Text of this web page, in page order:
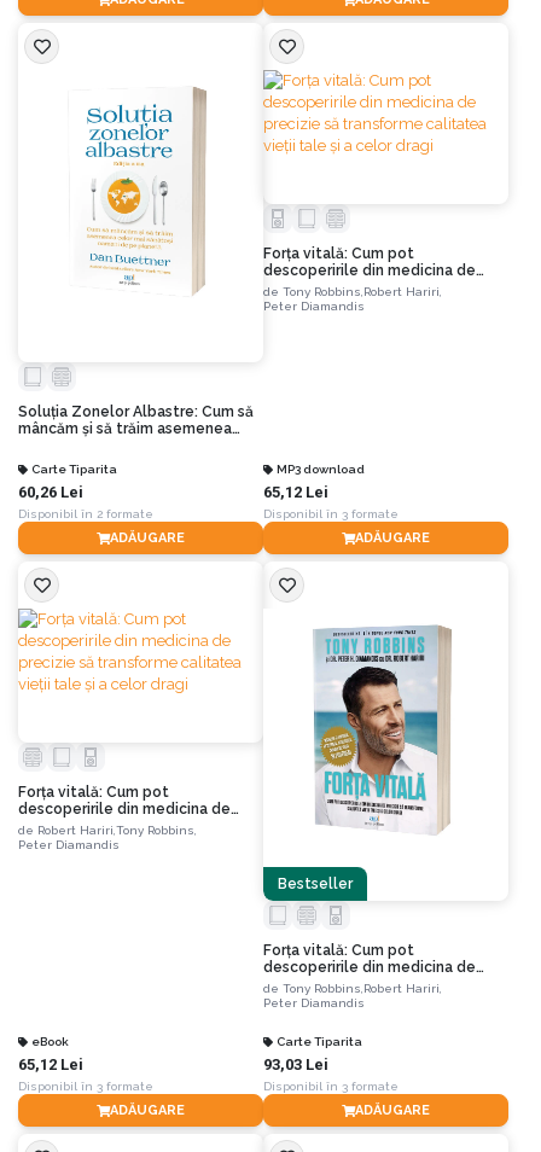
Soluția Zonelor Albastre: Cum să
mâncăm și să trăim asemenea
planetă. Ediția a II-a
Carte Tiparita
60,26 Lei
Disponibil în 2 formate
ADĂUGARE
Forța vitală: Cum pot
descoperirile din medicina de
precizie să transforme calitatea
vieții tale și a celor dragi
de Tony Robbins, Robert Hariri,
Peter Diamandis
MP3 download
65,12 Lei
Disponibil în 3 formate
ADĂUGARE
Forța vitală: Cum pot
descoperirile din medicina de
precizie să transforme calitatea
vieții tale și a celor dragi
de Robert Hariri, Tony Robbins,
Peter Diamandis
eBook
65,12 Lei
Disponibil în 3 formate
ADĂUGARE
Bestseller
Forța vitală: Cum pot
descoperirile din medicina de
precizie să transforme calitatea
vieții tale și a celor dragi
de Tony Robbins, Robert Hariri,
Peter Diamandis
Carte Tiparita
93,03 Lei
Disponibil în 3 formate
ADĂUGARE